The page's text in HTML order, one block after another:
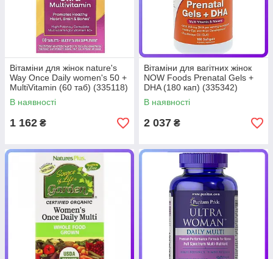
Вітаміни для жінок nature's
Way Once Daily women's 50 +
MultiVitamin (60 таб) (335118)
В наявності
1 162 ₴
Вітаміни для вагітних жінок
NOW Foods Prenatal Gels +
DHA (180 кап) (335342)
В наявності
2 037 ₴